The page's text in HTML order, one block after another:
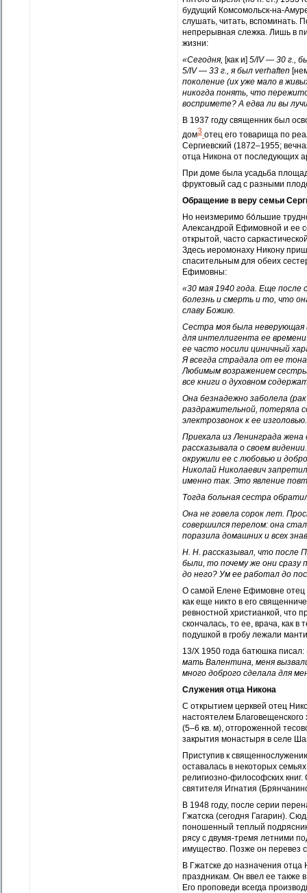
будущий Комсомольск-на-
слушать, читать, вспоминать.
непрерывная слежка. Лишь в
жизни:
«Сегодня, [как и] 5/IV — 30 г.,
5/IV — 33 г., я был verhaften
поколение (их уже мало в
никогда понять, что
воспримете? А едва ли вы
В 1937 году священник был
дом3 отец его товарища по
Сергиевский (1872–1955;
отца Никона от последующих
При доме была усадьба
фруктовый сад с разными
Обращение в веру семьи
Но неизмеримо бо́льшие
Александрой Ефимовной и ее
открытой, часто
Здесь иеромонаху Никону
спасительным для обеих
Ефимовны:
«30 мая 1940 года. Еще после
болезнь и смерть и то, что
славу Божию.
Сестра моя была неверующая
для интеллигента ее
ее часто носили циничный
Я всегда страдала от ее
Любимым возражением
все книги о духовном
Она безнадежно заболела
раздражительной, потеряла
электрозвонок к ее
Приехала из Ленинграда
рассказывала о своем
окружили ее с любовью и
Николай Николаевич
именно так. Это явление
Тогда больная сестра
Она не говела сорок лет.
совершился перелом: она
поразила домашних и всех
Н. Н. рассказывал, что после
были, то почему же они сразу
до него? Ум ее работал до
О самой Елене Ефимовне отец
как еще никто в его
ревностной христианкой, что
скончалась, то ее, врача, как
подушкой в гробу лежали
13/X 1950 года батюшка писал:
мать Валентина, меня
много доброго сделала для
Служения отца Никона
С открытием церквей отец
настоятелем
(5–6 кв. м), отгороженной
закрытия монастыря в селе
Приступив к
оставалась в некоторых
религиозно-­философских
святителя Игнатия
В 1948 году, после серии
Гжатска (сегодня Гагарин).
поношенный теплый
рясу с двумя-тремя летними
имущество. Позже он перевез
В Гжатске до назначения
праздникам. Он ввел ее также
Его проповеди всегда